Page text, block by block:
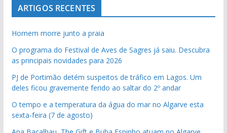
ARTIGOS RECENTES
Homem morre junto a praia
O programa do Festival de Aves de Sagres já saiu. Descubra
as principais novidades para 2026
PJ de Portimão detém suspeitos de tráfico em Lagos. Um
deles ficou gravemente ferido ao saltar do 2º andar
O tempo e a temperatura da água do mar no Algarve esta
sexta-feira (7 de agosto)